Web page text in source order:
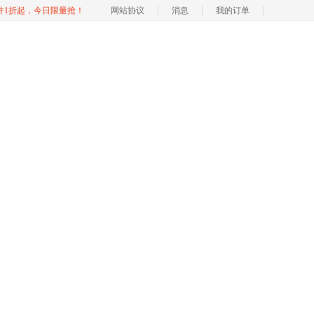
1折起，今日限量抢！ 网站协议 消息 我的订单